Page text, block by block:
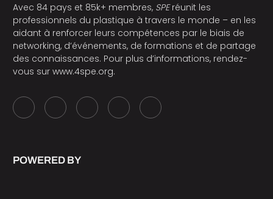
Avec 84 pays et 85k+ membres, SPEréunit les
professionnels du plastique à travers le monde – en les
aidant à renforcer leurs compétences par le biais de
networking, d’événements, de formations et de partage
des connaissances. Pour plus d’informations, rendez-
vous sur www.4spe.org.
POWERED BY